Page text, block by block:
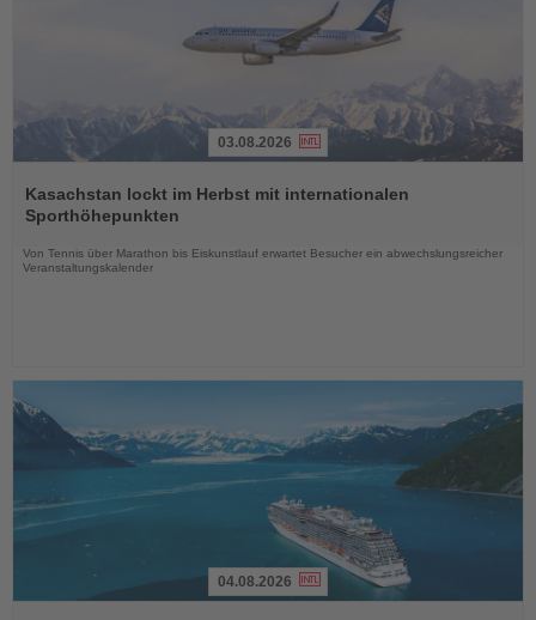
Sie
die
Nachrichten
03.08.2026
Kasachstan lockt im Herbst mit internationalen
Sporthöhepunkten
Von Tennis über Marathon bis Eiskunstlauf erwartet Besucher ein abwechslungsreicher
Veranstaltungskalender
04.08.2026